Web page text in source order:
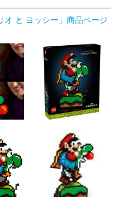
オ と ヨッシー」商品ページ